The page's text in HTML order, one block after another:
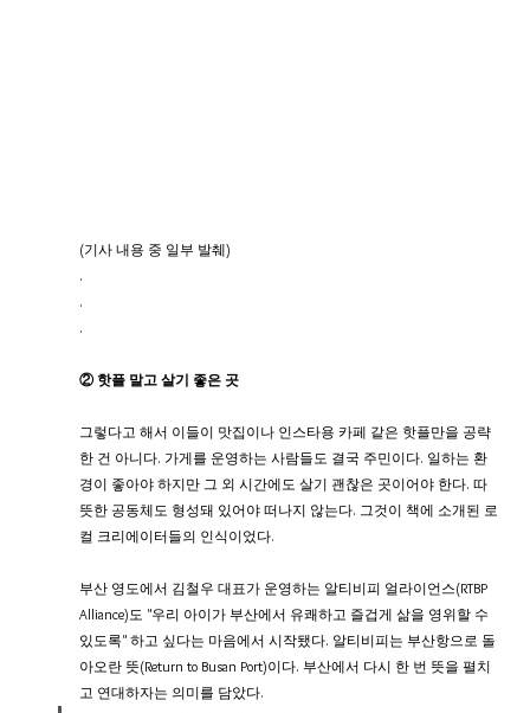
(기사 내용 중 일부 발췌)
.
.
.
② 핫플 말고 살기 좋은 곳
그렇다고 해서 이들이 맛집이나 인스타용 카페 같은 핫플만을 공략
한 건 아니다. 가게를 운영하는 사람들도 결국 주민이다. 일하는 환
경이 좋아야 하지만 그 외 시간에도 살기 괜찮은 곳이어야 한다. 따
뜻한 공동체도 형성돼 있어야 떠나지 않는다. 그것이 책에 소개된 로
컬 크리에이터들의 인식이었다.
부산 영도에서 김철우 대표가 운영하는 알티비피 얼라이언스(RTBP
Alliance)도 "우리 아이가 부산에서 유쾌하고 즐겁게 삶을 영위할 수
있도록" 하고 싶다는 마음에서 시작됐다. 알티비피는 부산항으로 돌
아오란 뜻(Return to Busan Port)이다. 부산에서 다시 한 번 뜻을 펼치
고 연대하자는 의미를 담았다.